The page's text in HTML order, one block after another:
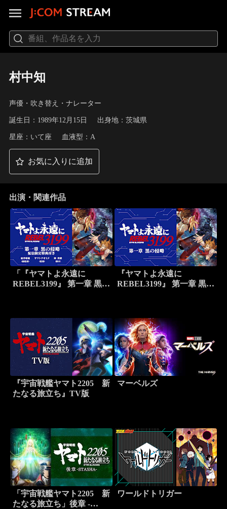
村中知
声優・吹き替え・ナレーター
誕生日：1989年12月15日 出身地：茨城県
星座：いて座 血液型：A
お気に入りに追加
出演・関連作品
「『ヤマトよ永遠に
REBEL3199』 第一章 黒の
『ヤマトよ永遠に
REBEL3199』 第一章 黒の
『宇宙戦艦ヤマト2205 新
たなる旅立ち』TV版
マーベルズ
「宇宙戦艦ヤマト2205 新
たなる旅立ち」後章 -
ワールドトリガー